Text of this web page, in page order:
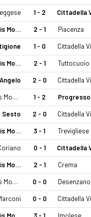
1 - 2
Cittadella Vis Modena 2 - 1 Piacenza
1 - 0
Cittadella Vis Modena 2 - 1 Tuttocuoio
2 - 0
Cittadella Vis Modena 1 - 2 Progresso
Sesto 2 - 0
Cittadella Vis Modena 3 - 1 Trevigliese
0 - 1
Cittadella Vis Modena 2 - 1 Crema
Cittadella Vis Modena 0 - 0
0 - 0
Cittadella Vis Modena 3 - 1 Imolese